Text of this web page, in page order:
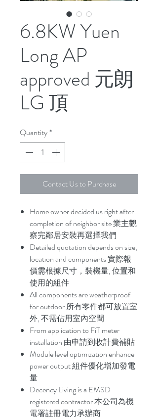
6.8KW Yuen
Long AP
approved 元朗
LG 頂
Quantity*
Contact Us to Purchase
Home owner decided us right after
completion of neighbor site 業主觀
察完鄰居安裝再選擇我們
Detailed quotation depends on size,
location and components 實際報
價需根據尺寸，裝機量, 位置和
使用的組件
All components are weatherproof
for outdoor 所有零件都可放置室
外, 不需佔用室內空間
From application to FiT meter
installation 由申請到收計費補貼
Module level optimization enhance
power output 組件優化增加發電
量
Decency Living is a EMSD
registered contractor 本公司為機
電署註冊電力承辦商